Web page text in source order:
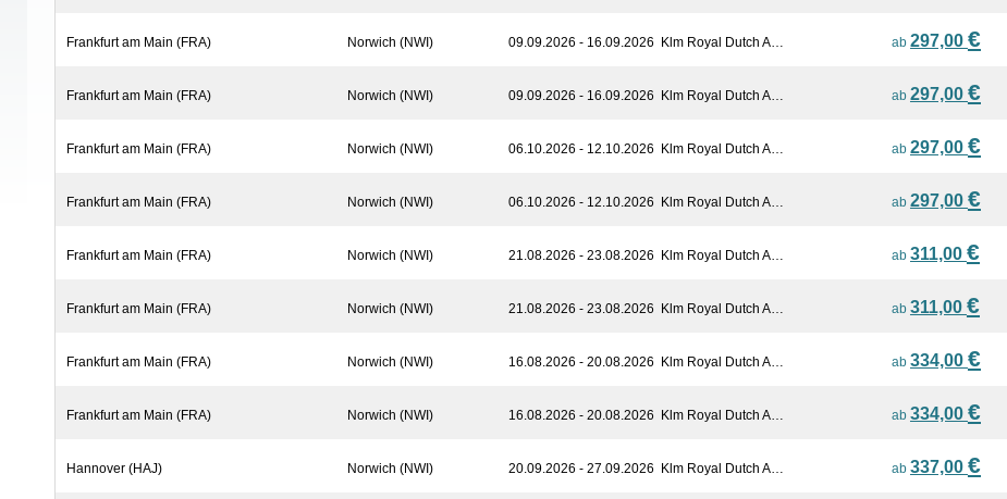
Frankfurt am Main (FRA) Norwich (NWI) 09.09.2026 - 16.09.2026 Klm Royal Dutch A… ab 297,00 €
Frankfurt am Main (FRA) Norwich (NWI) 09.09.2026 - 16.09.2026 Klm Royal Dutch A… ab 297,00 €
Frankfurt am Main (FRA) Norwich (NWI) 06.10.2026 - 12.10.2026 Klm Royal Dutch A… ab 297,00 €
Frankfurt am Main (FRA) Norwich (NWI) 06.10.2026 - 12.10.2026 Klm Royal Dutch A… ab 297,00 €
Frankfurt am Main (FRA) Norwich (NWI) 21.08.2026 - 23.08.2026 Klm Royal Dutch A… ab 311,00 €
Frankfurt am Main (FRA) Norwich (NWI) 21.08.2026 - 23.08.2026 Klm Royal Dutch A… ab 311,00 €
Frankfurt am Main (FRA) Norwich (NWI) 16.08.2026 - 20.08.2026 Klm Royal Dutch A… ab 334,00 €
Frankfurt am Main (FRA) Norwich (NWI) 16.08.2026 - 20.08.2026 Klm Royal Dutch A… ab 334,00 €
Hannover (HAJ) Norwich (NWI) 20.09.2026 - 27.09.2026 Klm Royal Dutch A… ab 337,00 €